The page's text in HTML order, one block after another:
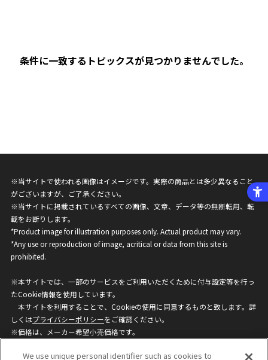
条件に一致するトピックスが見つかりませんでした。
※当サイトで使われる画像はイメージです。実際の商品とは多少異なること
がございますが、ご了承ください。
※当サイトに掲載されているすべての画像、文章、データ等の無断転用、転
載をお断りします。
*Product image for illustration purposes only. Actual product may vary.
*Any use or reproduction of image, acritical or data from this site is
prohibited.
※本サイトでは、一部のサービスをご利用いただくために付与設定等を行っ
たCookie情報を使用しています。
本サイトを利用することで、Cookieの使用に同意するものと致します。詳
しくはプライバシーポリシーをご確認ください。
※価格は、メーカー希望小売価格です。
ざいますのでご了承ください。
We use unique personal identifier such as cookies to